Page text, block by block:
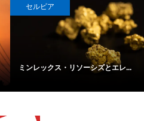
セルビア
ミンレックス・リソーシズとエレ...